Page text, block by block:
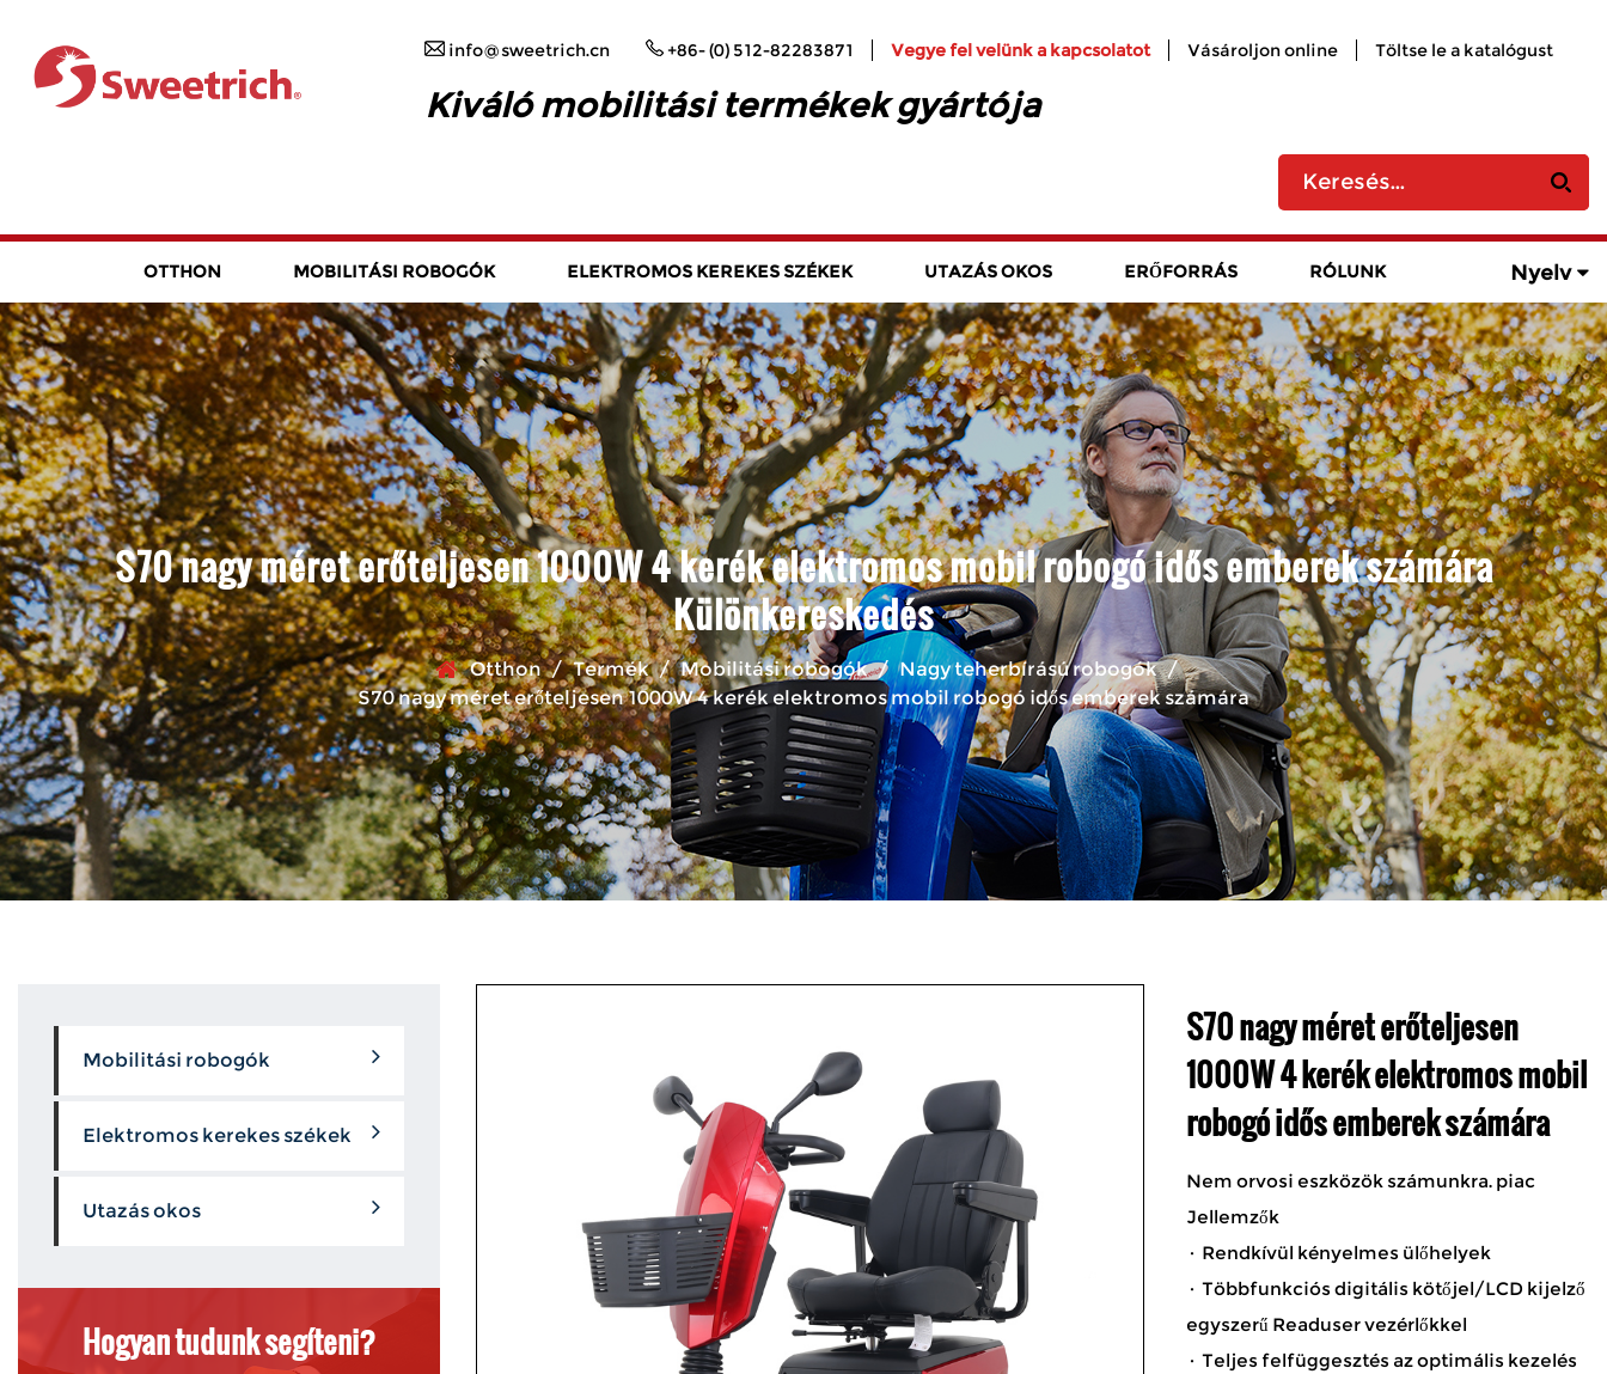
info@sweetrich.cn +86- (0) 512-82283871 Vegye fel velünk a kapcsolatot Vásároljon online Töltse le a katalógust
Kiváló mobilitási termékek gyártója
OTTHON MOBILITÁSI ROBOGÓK ELEKTROMOS KEREKES SZÉKEK UTAZÁS OKOS ERŐFORRÁS RÓLUNK Nyelv
S70 nagy méret erőteljesen 1000W 4 kerék elektromos mobil robogó idős emberek számára
Különkereskedés
Otthon / Termék / Mobilitási robogók / Nagy teherbírású robogók /
S70 nagy méret erőteljesen 1000W 4 kerék elektromos mobil robogó idős emberek számára
Mobilitási robogók
Elektromos kerekes székek
Utazás okos
Hogyan tudunk segíteni?
S70 nagy méret erőteljesen
1000W 4 kerék elektromos mobil
robogó idős emberek számára
Nem orvosi eszközök számunkra. piac
Jellemzők
· Rendkívül kényelmes ülőhelyek
· Többfunkciós digitális kötőjel/LCD kijelző
egyszerű Readuser vezérlőkkel
· Teljes felfüggesztés az optimális kezelés